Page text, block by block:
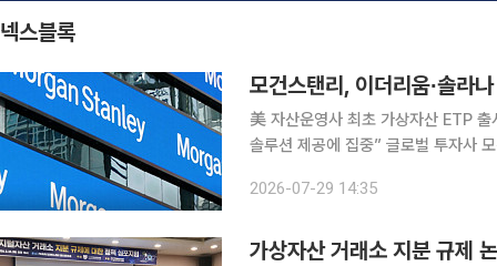
넥스블록
모건스탠리, 이더리움∙솔라
美 자산운영사 최초 가상자산 ETP
솔루션 제공에 집중” 글로벌 투자사 모건스탠리가 가상자산 포트폴리오를 확장했다. 미국 코인텔레
다고 전했다. 펀드 포트폴리오를 비트
2026-07-29 14:35
가상자산 거래소 지분 규제